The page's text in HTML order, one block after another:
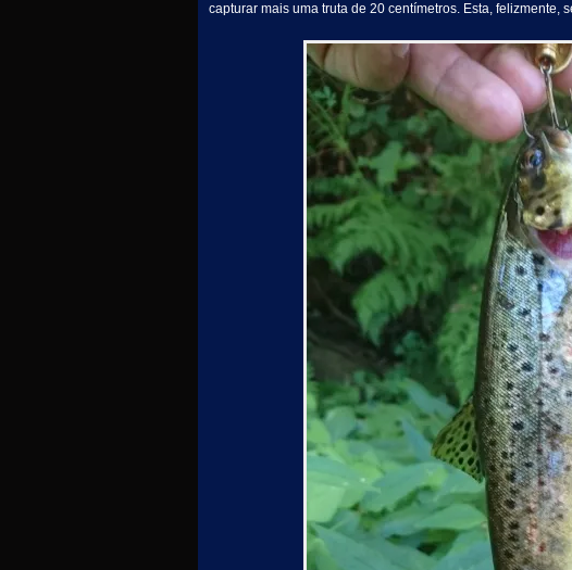
capturar mais uma truta de 20 centímetros. Esta, felizmente,